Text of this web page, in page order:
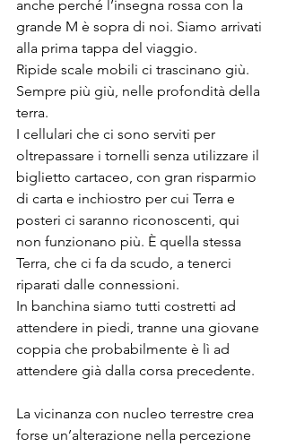
anche perché l’insegna rossa con la
grande M è sopra di noi. Siamo arrivati
alla prima tappa del viaggio.
Ripide scale mobili ci trascinano giù.
Sempre più giù, nelle profondità della
terra.
I cellulari che ci sono serviti per
oltrepassare i tornelli senza utilizzare il
biglietto cartaceo, con gran risparmio
di carta e inchiostro per cui Terra e
posteri ci saranno riconoscenti, qui
non funzionano più. È quella stessa
Terra, che ci fa da scudo, a tenerci
riparati dalle connessioni.
In banchina siamo tutti costretti ad
attendere in piedi, tranne una giovane
coppia che probabilmente è lì ad
attendere già dalla corsa precedente.
La vicinanza con nucleo terrestre crea
forse un’alterazione nella percezione